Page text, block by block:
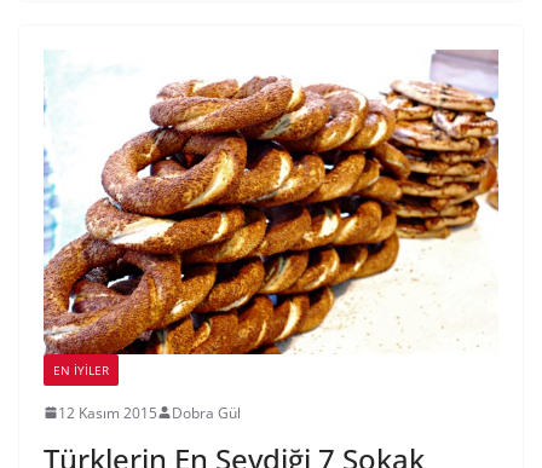
EN İYILER
12 Kasım 2015 Dobra Gül
Türklerin En Sevdiği 7 Sokak